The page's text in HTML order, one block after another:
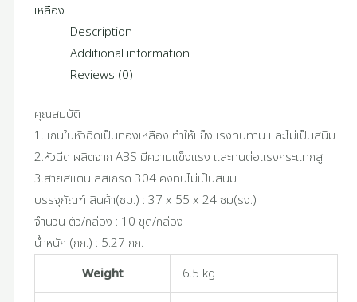
เหลือง
Description
Additional information
Reviews (0)
คุณสมบัติ
1.แกนในหัวฉีดเป็นทองเหลือง ทำให้แข็งแรงทนทาน และไม่เป็นสนิม
2.หัวฉีด ผลิตจาก ABS มีความแข็งแรง และทนต่อแรงกระแทกสู.
3.สายสแตนเลสเกรด 304 คงทนไม่เป็นสนิม
บรรจุภัณฑ์ สินค้า(ซม.) : 37 x 55 x 24 ซม(รง.)
จำนวน ตัว/กล่อง : 10 ขุด/กล่อง
น้ำหนัก (กก.) : 5.27 กก.
Weight
6.5 kg